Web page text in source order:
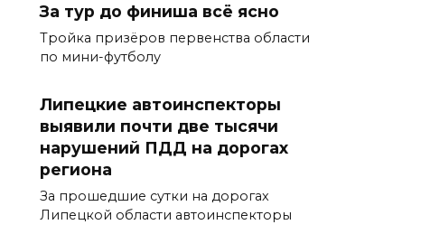
За тур до финиша всё ясно
Тройка призёров первенства области
по мини-футболу
Липецкие автоинспекторы
выявили почти две тысячи
нарушений ПДД на дорогах
региона
За прошедшие сутки на дорогах
Липецкой области автоинспекторы